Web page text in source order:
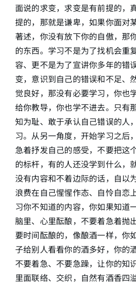
面说的求变，求变是有前提的，
提的，那就是谦卑，如果你面对
著述，你没有放下你的自傲，那
的东西。学习不是为了找机会重
容、更不是为了宣讲你多年的错
变，意识到自己的错误和不足、
觉良好，那没有必要学习，你也
给你教导，你也学不进去。只有
知为耻、敢于承认自己错误的人
习。从另一角度，开始学习之后
急着抒发自己的感受，不要把这
的标杆，有的人还没学到什么，
没有内容和不着边际的话，自以
浪费在自己惺惺作态、自怜自恋
习你不知道的内容，你如果知道
脑里、心里酝酿，不要着急着抛
要时间酝酿的，像酿酒一样，你
子给别人看看你的酒多好，你的
不要着急、不要急躁，让你的知
里面联络、交织，自然有酒香四